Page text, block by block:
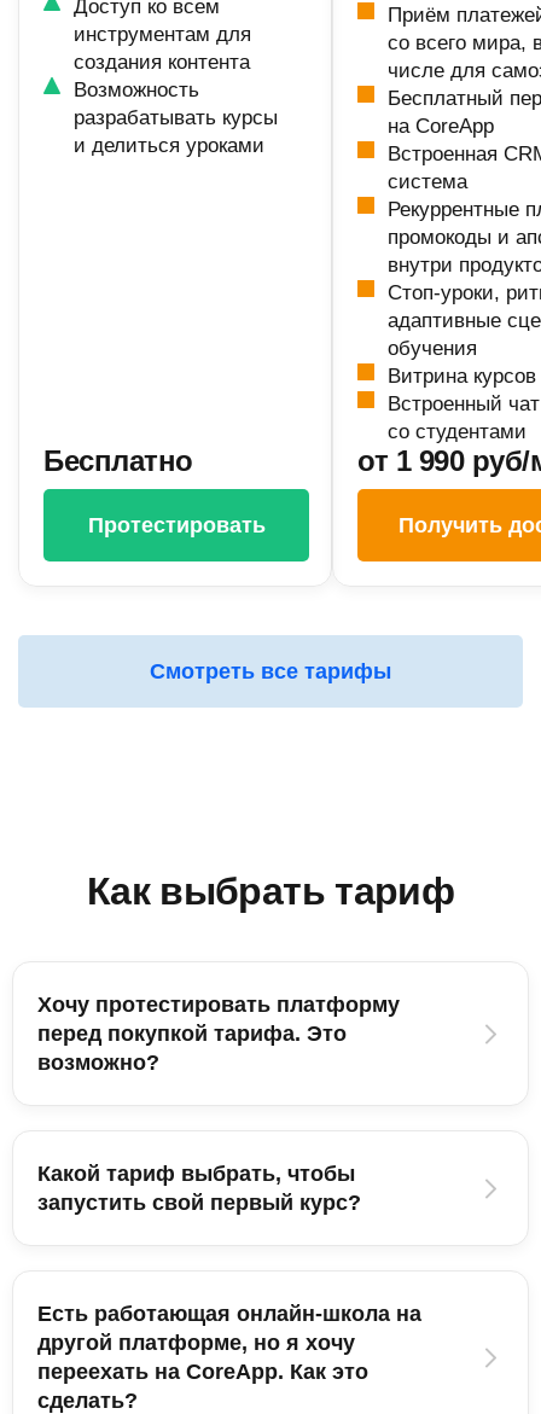
Доступ ко всем
инструментам для
создания контента
Возможность
разрабатывать курсы
и делиться уроками
Бесплатно
Протестировать
Приём
со всего мира,
числе для
Бесплатный
на CoreApp
Встроенная
система
Рекуррентные
промокоды и
внутри
Стоп-уроки,
адаптивные
обучения
Витрина курсов
Встроенный чат
со студентами
от 1 990 руб/
Получить
Смотреть все тарифы
Как выбрать тариф
Хочу протестировать платформу
перед покупкой тарифа. Это
возможно?
Какой тариф выбрать, чтобы
запустить свой первый курс?
Есть работающая онлайн-школа на
другой платформе, но я хочу
переехать на CoreApp. Как это
сделать?